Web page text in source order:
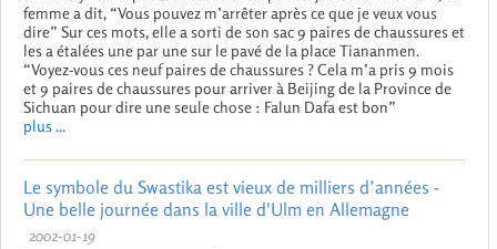
femme a dit, “Vous pouvez m’arrêter après ce que je veux vous
dire” Sur ces mots, elle a sorti de son sac 9 paires de chaussures et
les a étalées une par une sur le pavé de la place Tiananmen.
“Voyez-vous ces neuf paires de chaussures ? Cela m’a pris 9 mois
et 9 paires de chaussures pour arriver à Beijing de la Province de
Sichuan pour dire une seule chose : Falun Dafa est bon”
plus ...
Le symbole du Swastika est vieux de milliers d’années -
Une belle journée dans la ville d'Ulm en Allemagne
2002-01-19